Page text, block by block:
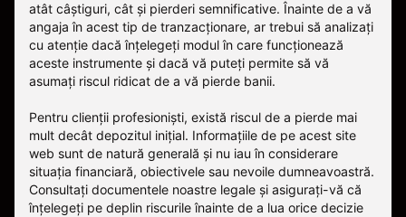
atât câștiguri, cât și pierderi semnificative. Înainte de a vă
angaja în acest tip de tranzacționare, ar trebui să analizați
cu atenție dacă înțelegeți modul în care funcționează
aceste instrumente și dacă vă puteți permite să vă
asumați riscul ridicat de a vă pierde banii.
Pentru clienții profesioniști, există riscul de a pierde mai
mult decât depozitul inițial. Informațiile de pe acest site
web sunt de natură generală și nu iau în considerare
situația financiară, obiectivele sau nevoile dumneavoastră.
Consultați documentele noastre legale și asigurați-vă că
înțelegeți pe deplin riscurile înainte de a lua orice decizie